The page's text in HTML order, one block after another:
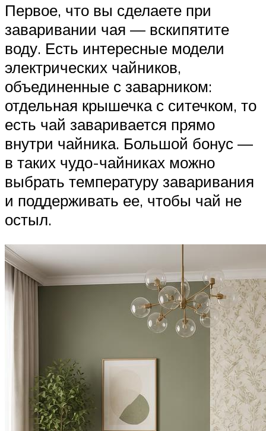
Первое, что вы сделаете при
заваривании чая — вскипятите
воду. Есть интересные модели
электрических чайников,
объединенные с заварником:
отдельная крышечка с ситечком, то
есть чай заваривается прямо
внутри чайника. Большой бонус —
в таких чудо-чайниках можно
выбрать температуру заваривания
и поддерживать ее, чтобы чай не
остыл.